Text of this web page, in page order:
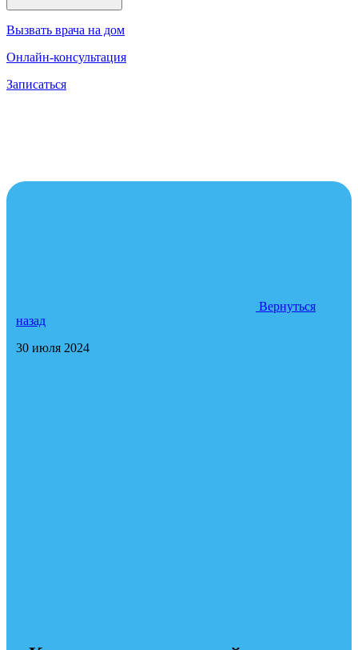
Вызвать врача на дом
Онлайн-консультация
Записаться
Вернуться
назад
30 июля 2024